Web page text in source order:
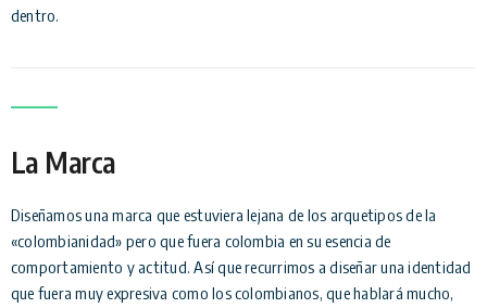
dentro.
La Marca
Diseñamos una marca que estuviera lejana de los arquetipos de la
«colombianidad» pero que fuera colombia en su esencia de
comportamiento y actitud. Así que recurrimos a diseñar una identidad
que fuera muy expresiva como los colombianos, que hablará mucho,